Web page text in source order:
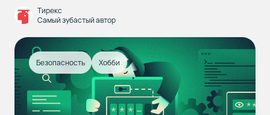
Тирекс
Самый зубастый автор
Безопасность Хобби